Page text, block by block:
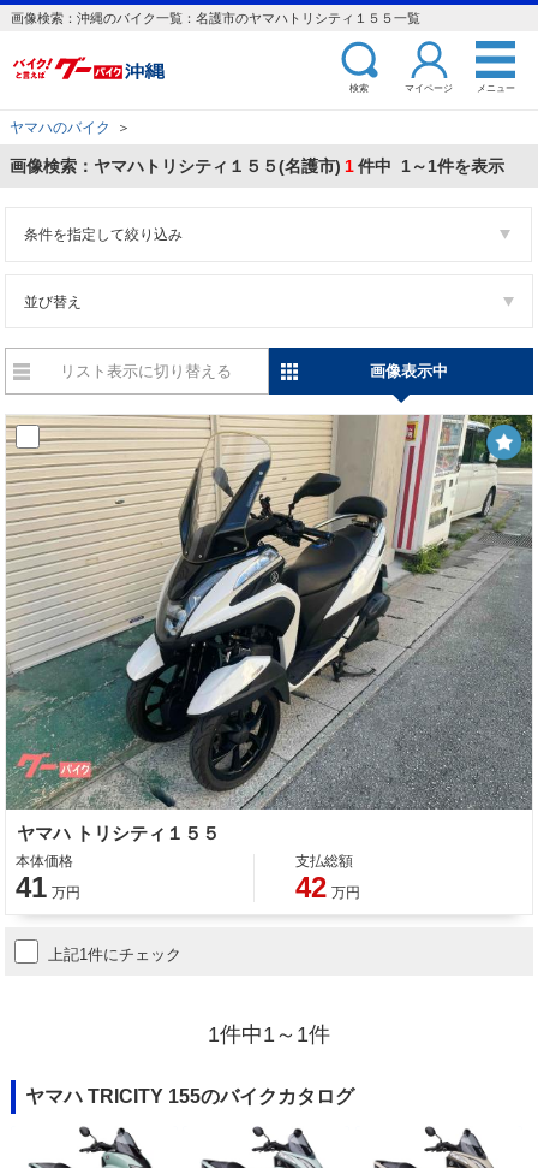
画像検索：沖縄のバイク一覧：名護市のヤマハトリシティ１５５一覧
検索 マイページ メニュー
ヤマハのバイク ＞
画像検索：ヤマハトリシティ１５５(名護市) 1件中 1～1件を表示
条件を指定して絞り込み
並び替え
リスト表示に切り替える 画像表示中
ヤマハ トリシティ１５５
本体価格
41 万円
支払総額
42 万円
上記1件にチェック
1件中1～1件
ヤマハ TRICITY 155のバイクカタログ